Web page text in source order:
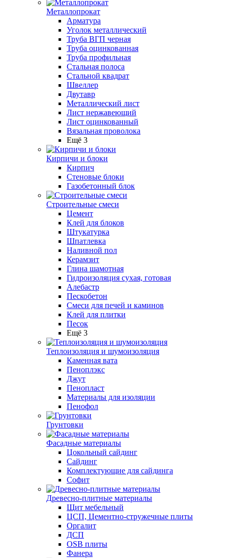
Металлопрокат
Арматура
Уголок металлический
Труба ВГП черная
Труба оцинкованная
Труба профильная
Стальная полоса
Стальной квадрат
Швеллер
Двутавр
Металлический лист
Лист нержавеющий
Лист оцинкованный
Вязальная проволока
Ещё 3
Кирпичи и блоки
Кирпич
Стеновые блоки
Газобетонный блок
Строительные смеси
Цемент
Клей для блоков
Штукатурка
Шпатлевка
Наливной пол
Керамзит
Глина шамотная
Гидроизоляция сухая, готовая
Алебастр
Пескобетон
Смеси для печей и каминов
Клей для плитки
Песок
Ещё 3
Теплоизоляция и шумоизоляция
Каменная вата
Пеноплэкс
Джут
Пенопласт
Материалы для изоляции
Пенофол
Грунтовки
Фасадные материалы
Цокольный сайдинг
Сайдинг
Комплектующие для сайдинга
Софит
Древесно-плитные материалы
Щит мебельный
ЦСП, Цементно-стружечные плиты
Оргалит
ДСП
OSB плиты
Фанера